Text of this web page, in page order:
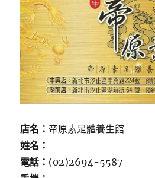
店名： 帝原素足體養生館
姓名：
電話： (02)2694-5587